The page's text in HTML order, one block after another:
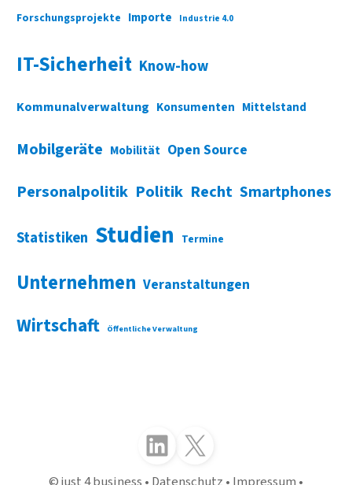
Forschungsprojekte Importe Industrie 4.0
IT-Sicherheit Know-how
Kommunalverwaltung Konsumenten Mittelstand
Mobilgeräte Mobilität Open Source
Personalpolitik Politik Recht Smartphones
Statistiken Studien Termine
Unternehmen Veranstaltungen
Wirtschaft Öffentliche Verwaltung
Folgen Sie uns auf LinkedInFolgen Sie uns auf X (Twitter)